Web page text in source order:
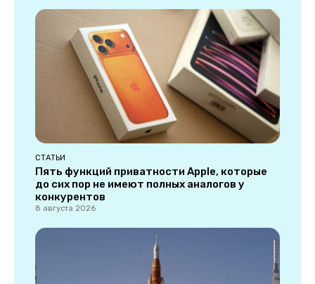
СТАТЬИ
Пять функций приватности Apple, которые
до сих пор не имеют полных аналогов у
конкурентов
8 августа 2026